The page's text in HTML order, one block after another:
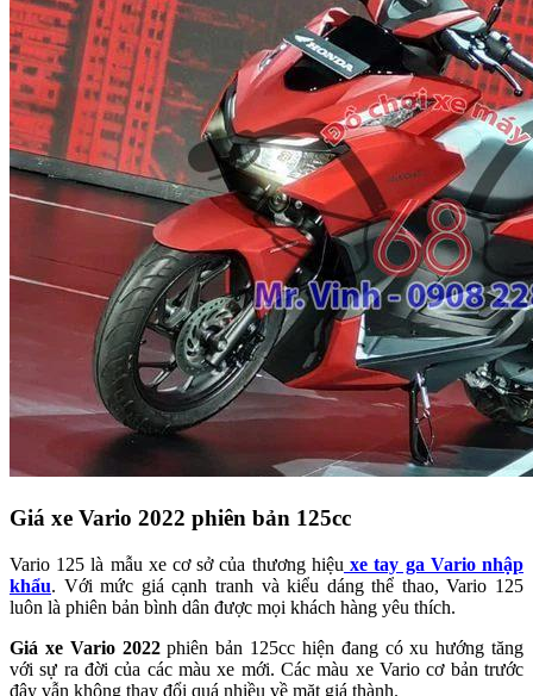
Giá xe Vario 2022 phiên bản 125cc
Vario 125 là mẫu xe cơ sở của thương hiệu xe tay ga Vario nhập
khẩu. Với mức giá cạnh tranh và kiểu dáng thể thao, Vario 125
luôn là phiên bản bình dân được mọi khách hàng yêu thích.
Giá xe Vario 2022phiên bản 125cc hiện đang có xu hướng tăng
với sự ra đời của các màu xe mới. Các màu xe Vario cơ bản trước
đây vẫn không thay đổi quá nhiều về mặt giá thành.